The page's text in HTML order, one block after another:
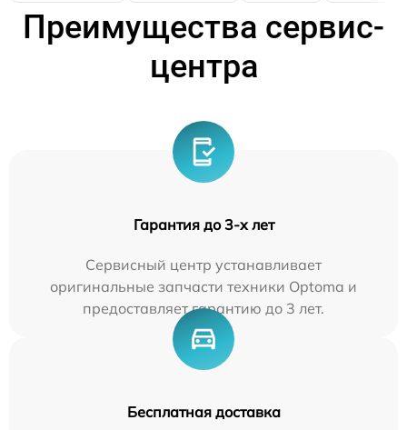
Преимущества сервис-
центра
Гарантия до 3-х лет
Сервисный центр устанавливает
оригинальные запчасти техники Optoma и
предоставляет гарантию до 3 лет.
Бесплатная доставка